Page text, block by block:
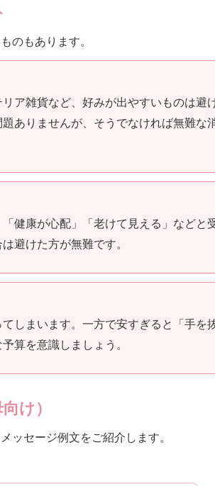
のもあります。
ア雑貨など、好みが出やすいものは避
ありませんが、そうでなければ無難な
健康が心配」「老けて見える」などと
避けた方が無難です。
しまいます。一方で安すぎると「手を
算を意識しましょう。
け）
ッセージ例文をご紹介します。